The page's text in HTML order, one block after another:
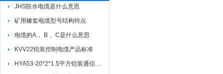
JHS防水电缆是什么意思
矿用橡套电缆型号结构特点
电缆的A， B， C是什么意思
KVV22铠装控制电缆产品标准
HYA53-20*2*1.5平方铠装通信电缆国标标准